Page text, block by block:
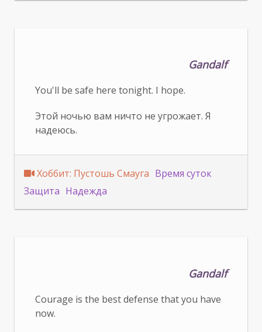
Gandalf
You'll be safe here tonight. I hope.
Этой ночью вам ничто не угрожает. Я
надеюсь.
Хоббит: Пустошь Смауга Время суток
Защита Надежда
Gandalf
Courage is the best defense that you have
now.